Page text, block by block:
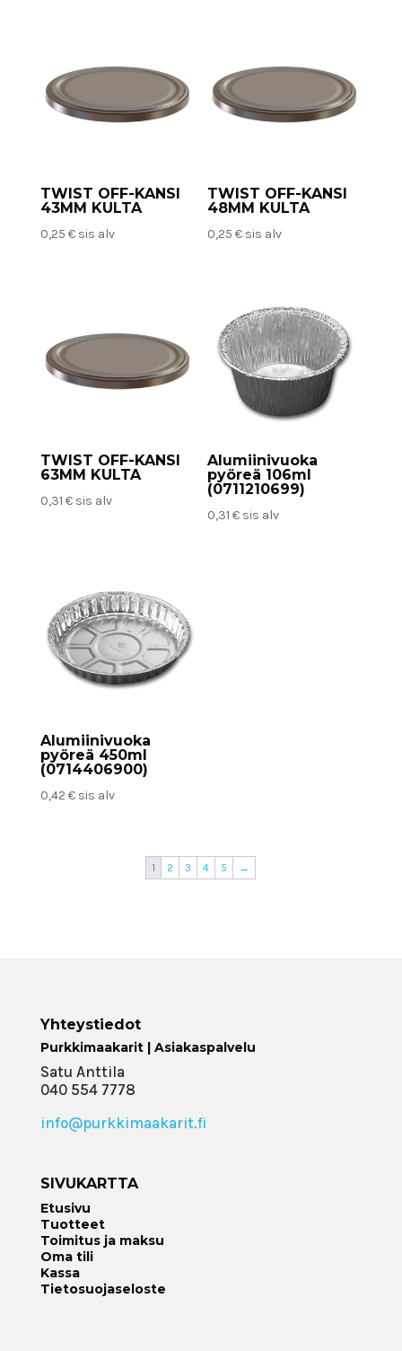
TWIST OFF-KANSI
43MM KULTA
0,25 € sis alv
TWIST OFF-KANSI
48MM KULTA
0,25€ sis alv
TWIST OFF-KANSI
63MM KULTA
0,31 € sis alv
Alumiinivuoka
pyöreä 106ml
(0711210699)
0,31€ sis alv
Alumiinivuoka
pyöreä 450ml
(0714406900)
0,42 € sis alv
1 2 3 4 5 →
Yhteystiedot
Purkkimaakarit | Asiakaspalvelu
Satu Anttila
040 554 7778
info@purkkimaakarit.fi
SIVUKARTTA
Etusivu
Tuotteet
Toimitus ja maksu
Oma tili
Kassa
Tietosuojaseloste